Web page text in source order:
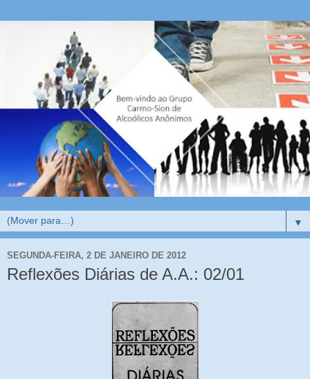
▼
SEGUNDA-FEIRA, 2 DE JANEIRO DE 2012
Reflexões Diárias de A.A.: 02/01